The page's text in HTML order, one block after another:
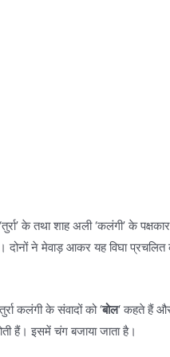
‘तुर्रा’ के तथा शाह अली ‘कलंगी’ के
ने मेवाड़ आकर यह विघा प्रचलित
कलंगी के संवादों को ‘बोल‘ कहते हैं और
हैं। इसमें चंग बजाया जाता है।